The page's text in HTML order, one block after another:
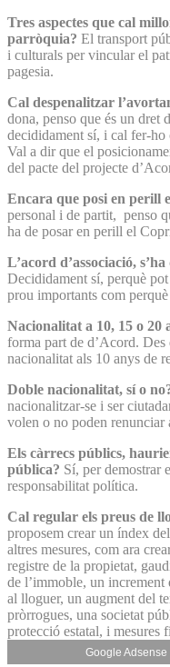
Tres aspectes que cal
parròquia? El transport
i culturals per vincular el
pagesia.
Cal despenalitzar
dona, penso que és un dret
decididament sí, i cal fer-ho
Val a dir que el
del pacte del projecte
Encara que posi en perill
personal i de partit, penso
ha de posar en perill el
L’acord d’associació,
Decididament sí, perquè
prou importants com
Nacionalitat a 10, 15 o 20
forma part de d’Acord. Des
nacionalitat als 10 anys de
Doble nacionalitat, sí o
nacionalitzar-se i ser
volen o no poden renunciar
Els càrrecs públics,
pública? Sí, per demostrar
responsabilitat política.
Cal regular els preus de
proposem crear un índex
altres mesures, com ara
registre de la propietat,
de l’immoble, un increment
al lloguer, un augment del
pròrrogues, una societat
protecció estatal, i mesures
Google Adsense